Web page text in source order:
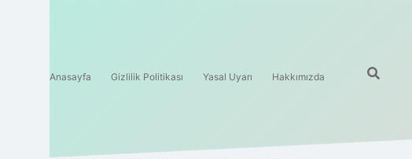
Anasayfa Gizlilik Politikası Yasal Uyarı Hakkımızda